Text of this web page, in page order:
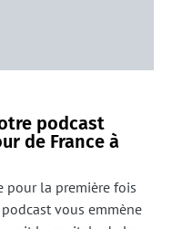
podcast
de France à
pour la première fois
vous emmène